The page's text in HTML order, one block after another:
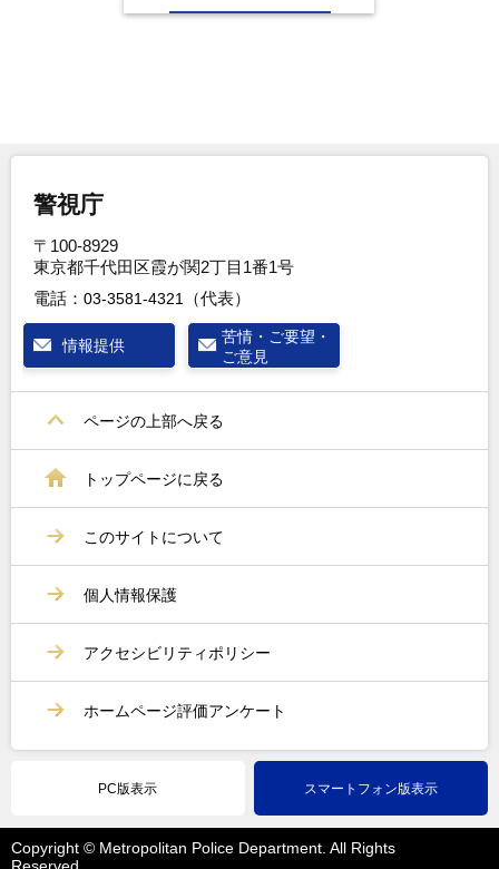
警視庁
〒100-8929
東京都千代田区霞が関2丁目1番1号
電話： 03-3581-4321 （代表）
情報提供
苦情・ご要望・
ご意見
ページの上部へ戻る
トップページに戻る
このサイトについて
個人情報保護
アクセシビリティポリシー
ホームページ評価アンケート
PC版表示 スマートフォン版表示
Copyright © Metropolitan Police Department. All Rights